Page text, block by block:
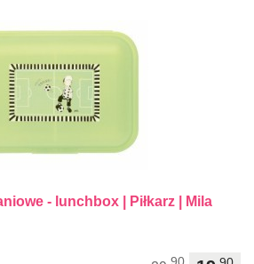
- lunchbox | Piłkarz | Mila